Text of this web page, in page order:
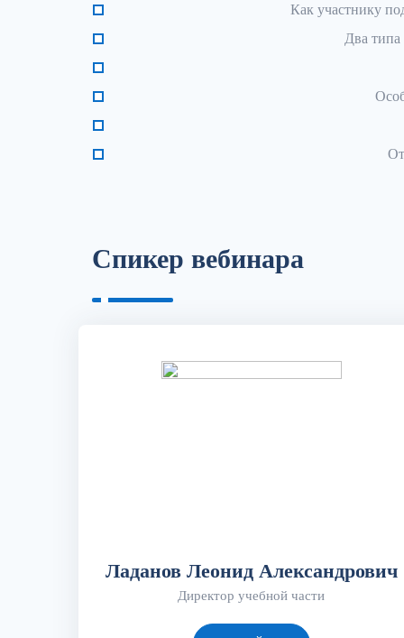
Как участнику
Два
Спикер вебинара
Ладанов Леонид Александрович
Директор учебной части